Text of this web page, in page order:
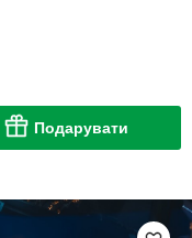
Подарувати